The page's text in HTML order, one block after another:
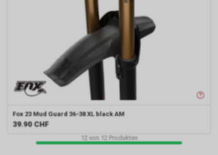
Fox 23 Mud Guard 36-38 XL black AM
39.90 CHF
12 von 12 Produkten